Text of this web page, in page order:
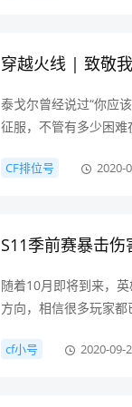
穿越火线 | 致敬
泰戈尔曾经说过“你应
征服，不管有多少困
中以鹿晗所扮演的肖
CF排位号 2020-
S11季前赛暴击伤
随着10月即将到来，
方向，相信很多玩家
一些固有问题，强化
cf小号 2020-09-